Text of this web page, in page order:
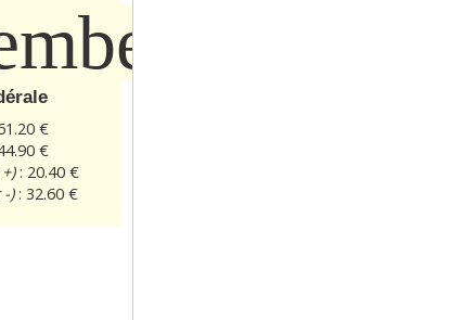
€
€
: 20.40 €
) : 32.60 €